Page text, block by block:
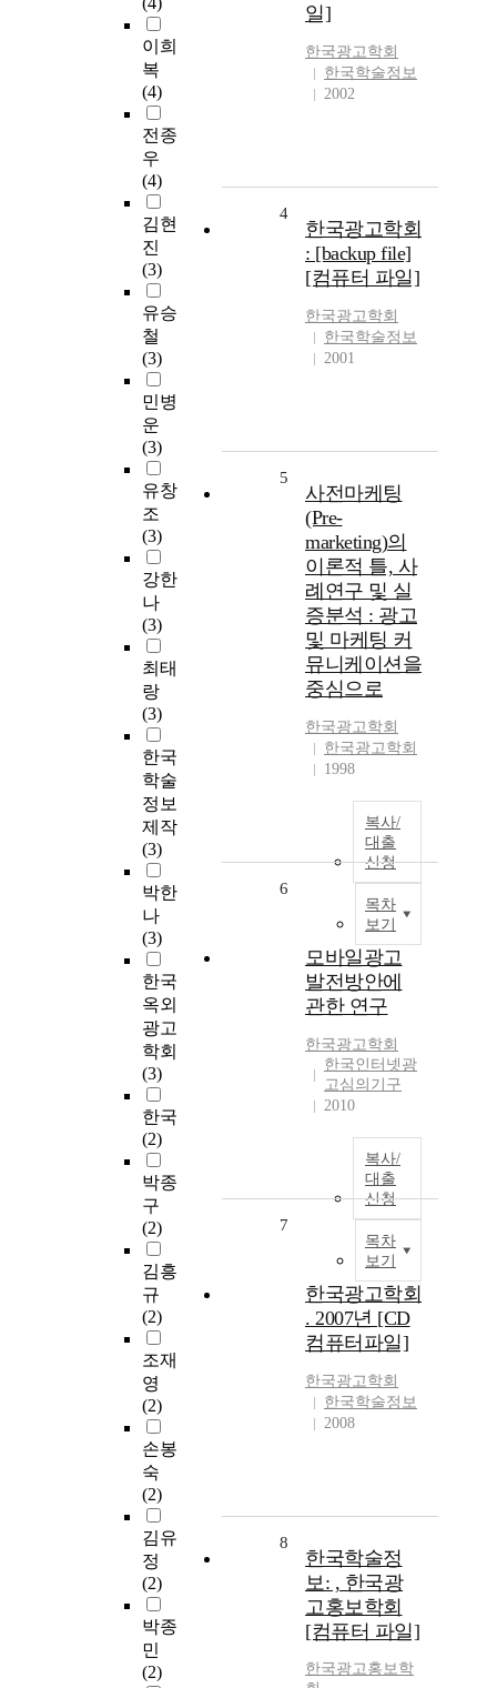
이희
복
(4)
전종
우
(4)
김현
진
(3)
유승
철
(3)
민병
운
(3)
유창
조
(3)
강한
나
(3)
최태
랑
(3)
한국
학술
정보
제작
(3)
박한
나
(3)
한국
옥외
광고
학회
(3)
한국
(2)
박종
구
(2)
김흥
규
(2)
조재
영
(2)
손봉
숙
(2)
김유
정
(2)
박종
민
(2)
일]
한국광고학회
한국학술정보
2002
4
한국광고학회
: [backup file]
[컴퓨터 파일]
한국광고학회
한국학술정보
2001
5
사전마케팅
(Pre-
marketing)의
이론적 틀, 사
례연구 및 실
증분석 : 광고
및 마케팅 커
뮤니케이션을
중심으로
한국광고학회
한국광고학회
1998
복사/
대출
신청
목차
보기
6
모바일광고
발전방안에
관한 연구
한국광고학회
한국인터넷광
고심의기구
2010
복사/
대출
신청
목차
보기
7
한국광고학회
. 2007년 [CD
컴퓨터파일]
한국광고학회
한국학술정보
2008
8
한국학술정
보: , 한국광
고홍보학회
[컴퓨터 파일]
한국광고홍보학